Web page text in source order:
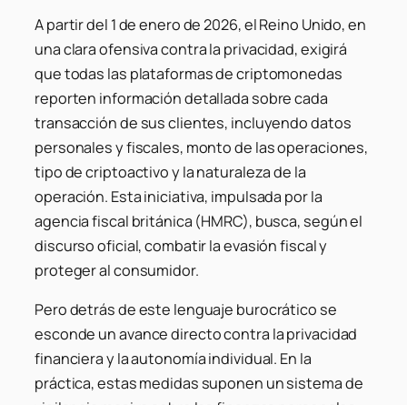
A partir del 1 de enero de 2026, el Reino Unido, en
una clara ofensiva contra la privacidad, exigirá
que todas las plataformas de criptomonedas
reporten información detallada sobre cada
transacción de sus clientes, incluyendo datos
personales y fiscales, monto de las operaciones,
tipo de criptoactivo y la naturaleza de la
operación. Esta iniciativa, impulsada por la
agencia fiscal británica (HMRC), busca, según el
discurso oficial, combatir la evasión fiscal y
proteger al consumidor.
Pero detrás de este lenguaje burocrático se
esconde un avance directo contra la privacidad
financiera y la autonomía individual. En la
práctica, estas medidas suponen un sistema de